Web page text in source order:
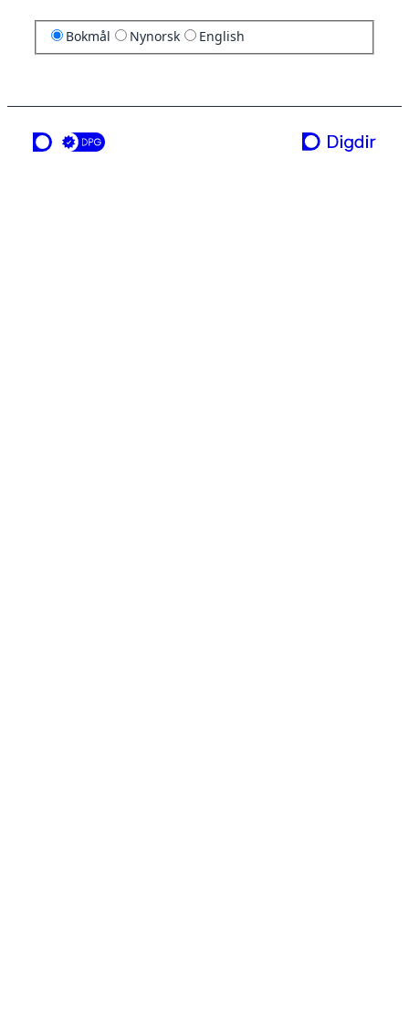
Bokmål Nynorsk English